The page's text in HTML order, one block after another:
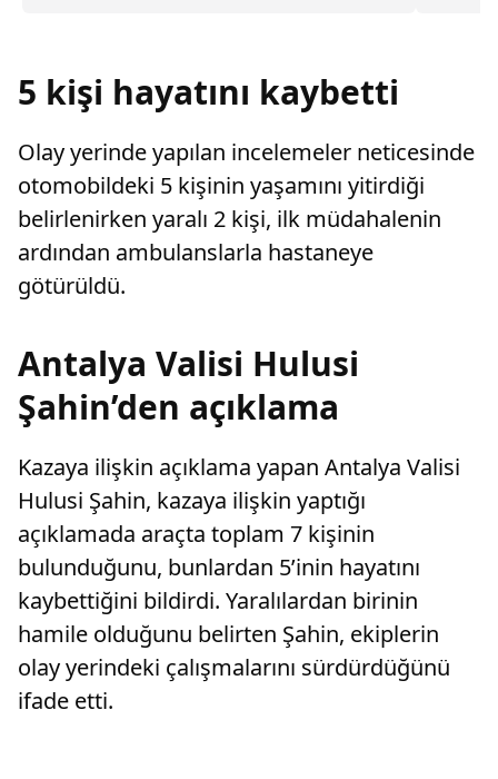
5 kişi hayatını kaybetti
Olay yerinde yapılan incelemeler neticesinde
otomobildeki 5 kişinin yaşamını yitirdiği
belirlenirken yaralı 2 kişi, ilk müdahalenin
ardından ambulanslarla hastaneye
götürüldü.
Antalya Valisi Hulusi
Şahin’den açıklama
Kazaya ilişkin açıklama yapan Antalya Valisi
Hulusi Şahin, kazaya ilişkin yaptığı
açıklamada araçta toplam 7 kişinin
bulunduğunu, bunlardan 5’inin hayatını
kaybettiğini bildirdi. Yaralılardan birinin
hamile olduğunu belirten Şahin, ekiplerin
olay yerindeki çalışmalarını sürdürdüğünü
ifade etti.